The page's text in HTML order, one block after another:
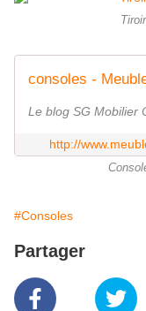
consoles -
Le blog SG Mobilier
http://
#Consoles
Partager